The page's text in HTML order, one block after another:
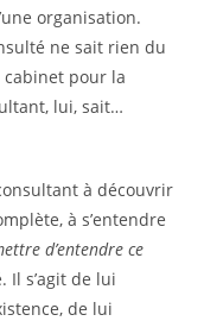
organisation.
ne sait rien du
pour la
lui, sait…
à découvrir
à s’entendre
d’entendre ce
Il s’agit de lui
de lui